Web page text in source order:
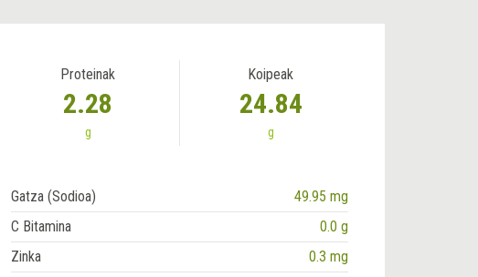
Proteinak
2.28
g
Koipeak
24.84
g
Gatza (Sodioa)
49.95 mg
C Bitamina
0.0 g
Zinka
0.3 mg